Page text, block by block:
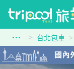
台北包車